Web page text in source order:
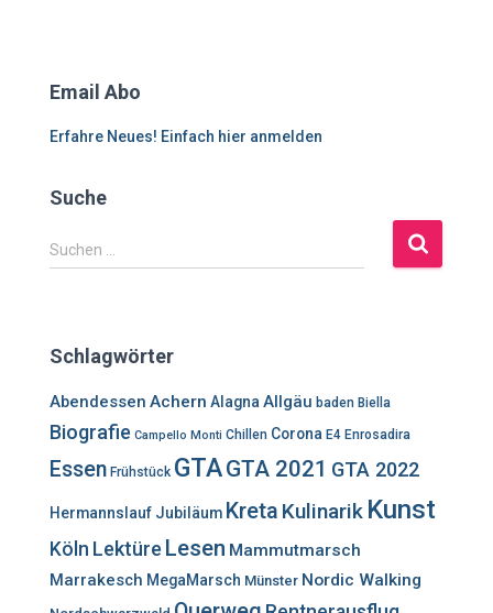
Email Abo
Erfahre Neues! Einfach hier anmelden
Suche
S
u
n
a
c
h
:
Suchen …
Schlagwörter
Abendessen Achern Alagna Allgäu baden Biella
Biografie Campello Monti Chillen Corona E4 Enrosadira
Essen Frühstück GTAGTA 2021 GTA 2022
Hermannslauf Jubiläum Kreta Kulinarik Kunst
Köln LektüreLesen Mammutmarsch
Marrakesch MegaMarsch Münster Nordic Walking